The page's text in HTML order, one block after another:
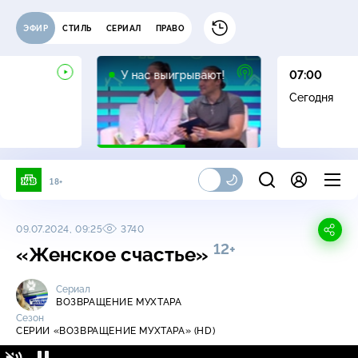
ЭФИР СТИЛЬ СЕРИАЛ ПРАВО
У нас выигрывают!
12+
07:00
Сегодня
18+
09.07.2024, 09:25 3740
«Женское счастье» 12+
Сериал
ВОЗВРАЩЕНИЕ МУХТАРА
Сезон
СЕРИИ «ВОЗВРАЩЕНИЕ МУХТАРА» (HD)